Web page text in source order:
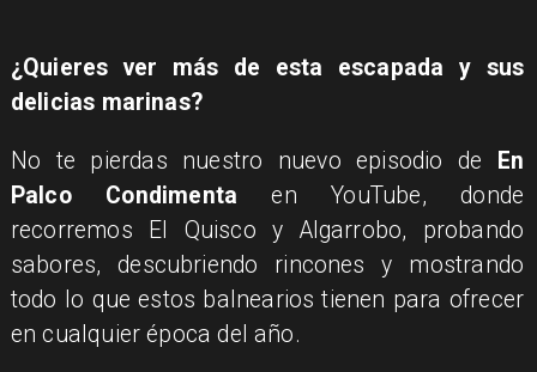
​¿Quieres ver más de esta escapada y sus
delicias marinas?
No te pierdas nuestro nuevo episodio de
En
Palco Condimenta en YouTube, donde
recorremos El Quisco y Algarrobo, probando
sabores, descubriendo rincones y mostrando
todo lo que estos balnearios tienen para ofrecer
en cualquier época del año.